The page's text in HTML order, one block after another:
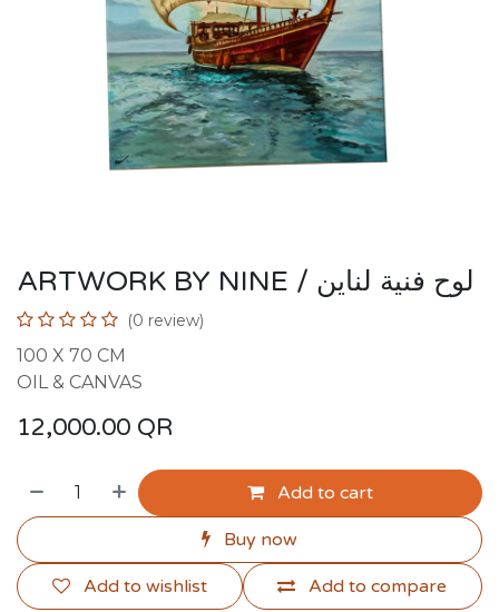
ARTWORK BY NINE / لوح فنية لناين
(0 review)
100 X 70 CM
OIL & CANVAS
12,000.00 QR
Add to cart
Buy now
Add to compare
Add to wishlist